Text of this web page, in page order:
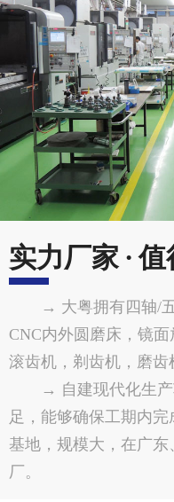
实力厂家 ·
→ 大粤拥有四轴/
CNC内外圆磨床，镜
滚齿机，剃齿机，磨齿
→ 自建现代化生
足，能够确保工期内
基地，规模大，在广
厂。